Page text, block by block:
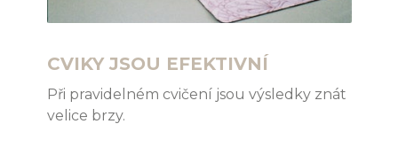
CVIKY JSOU EFEKTIVNÍ
Při pravidelném cvičení jsou výsledky znát
velice brzy.